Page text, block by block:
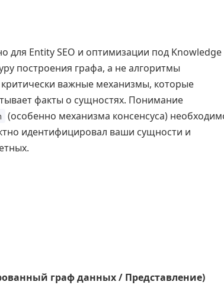
для Entity SEO и оптимизации под Knowledge
построения графа, а не алгоритмы
важные механизмы, которые
факты о сущностях. Понимание
(особенно механизма консенсуса)
идентифицировал ваши сущности и
граф данных / Представление)